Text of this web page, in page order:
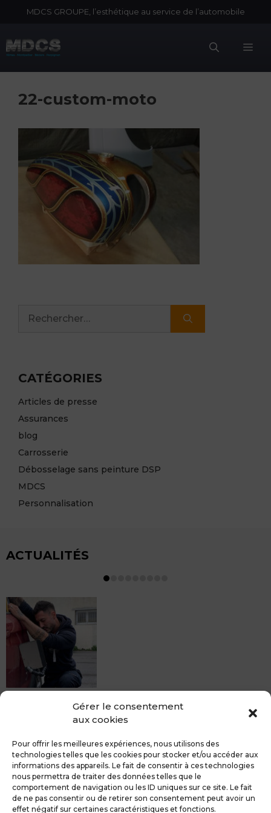
Gérer le consentement
aux cookies
Pour offrir les meilleures expériences, nous utilisons des
technologies telles que les cookies pour stocker et/ou accéder aux
informations des appareils. Le fait de consentir à ces technologies
nous permettra de traiter des données telles que le
comportement de navigation ou les ID uniques sur ce site. Le fait
de ne pas consentir ou de retirer son consentement peut avoir un
effet négatif sur certaines caractéristiques et fonctions.
MDCS GROUPE, l’esthétique au service de l’automobile
22-custom-moto
CATÉGORIES
Articles de presse
Assurances
blog
Carrosserie
Débosselage sans peinture DSP
MDCS
Personnalisation
ACTUALITÉS
peinture, sans rendez-vous mais Avec le sourire :)
du débosselage vous accueille sans rendez-...
MDCS GROUPE Mentions légales